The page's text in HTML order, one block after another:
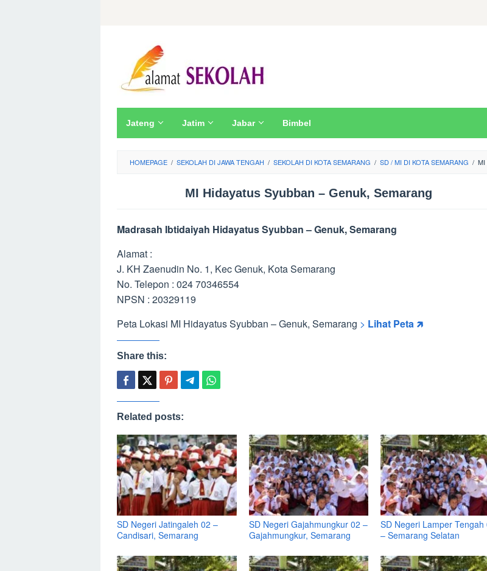
Jateng Jatim Jabar Bimbel
HOMEPAGE / SEKOLAH DI JAWA TENGAH / SEKOLAH DI KOTA SEMARANG / SD / MI DI KOTA SEMARANG / MI
MI Hidayatus Syubban – Genuk, Semarang
Madrasah Ibtidaiyah Hidayatus Syubban – Genuk, Semarang
Alamat :
J. KH Zaenudin No. 1, Kec Genuk, Kota Semarang
No. Telepon : 024 70346554
NPSN : 20329119
Peta Lokasi MI Hidayatus Syubban – Genuk, Semarang > Lihat Peta 🡵
Share this:
Related posts:
SD Negeri Jatingaleh 02 –
Candisari, Semarang
SD Negeri Gajahmungkur 02 –
Gajahmungkur, Semarang
SD Negeri Lamper Tengah
– Semarang Selatan